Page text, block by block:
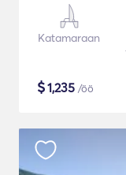
Katamaraan
$1,235 /öö